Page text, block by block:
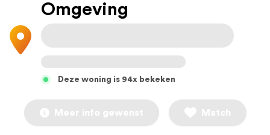
Omgeving
Deze woning is 94x bekeken
Meer info gewenst Match